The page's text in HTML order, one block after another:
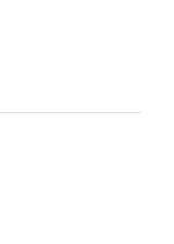
１６０